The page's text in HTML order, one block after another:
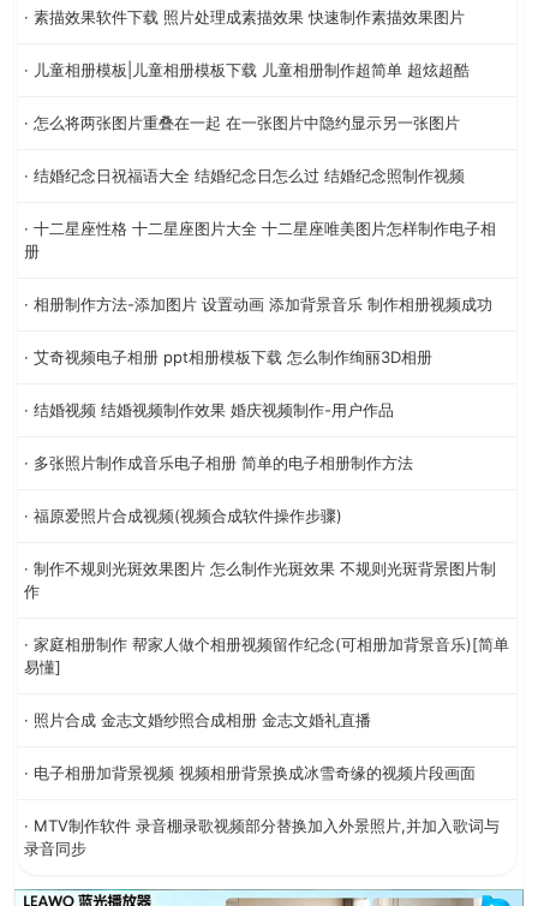
· 素描效果软件下载 照片处理成素描效果 快速制作素描效果图片
· 儿童相册模板|儿童相册模板下载 儿童相册制作超简单 超炫超酷
· 怎么将两张图片重叠在一起 在一张图片中隐约显示另一张图片
· 结婚纪念日祝福语大全 结婚纪念日怎么过 结婚纪念照制作视频
· 十二星座性格 十二星座图片大全 十二星座唯美图片怎样制作电子相
册
· 相册制作方法-添加图片 设置动画 添加背景音乐 制作相册视频成功
· 艾奇视频电子相册 ppt相册模板下载 怎么制作绚丽3D相册
· 结婚视频 结婚视频制作效果 婚庆视频制作-用户作品
· 多张照片制作成音乐电子相册 简单的电子相册制作方法
· 福原爱照片合成视频(视频合成软件操作步骤)
· 制作不规则光斑效果图片 怎么制作光斑效果 不规则光斑背景图片制
作
· 家庭相册制作 帮家人做个相册视频留作纪念(可相册加背景音乐)[简单
易懂]
· 照片合成 金志文婚纱照合成相册 金志文婚礼直播
· 电子相册加背景视频 视频相册背景换成冰雪奇缘的视频片段画面
· MTV制作软件 录音棚录歌视频部分替换加入外景照片,并加入歌词与
录音同步